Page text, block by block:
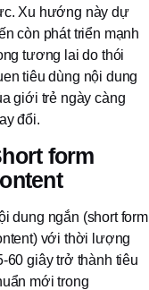
Xu hướng này dự
còn phát triển mạnh
tương lai do thói
tiêu dùng nội dung
giới trẻ ngày càng
đổi.
form
dung ngắn (short form
với thời lượng
60 giây trở thành tiêu
mới trong